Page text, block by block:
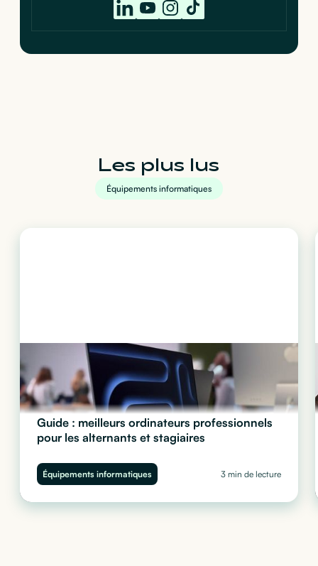
Les plus lus
Équipements informatiques
Guide : meilleurs ordinateurs professionnels
pour les alternants et stagiaires
Quel ordinateur choisir pour vos stagiaires et alternants ?
Performance, sécurité et budget : découvrez notre guide complet
pour équiper vos juniors sans impacter votre trésorerie.
Équipements informatiques 3 min de lecture